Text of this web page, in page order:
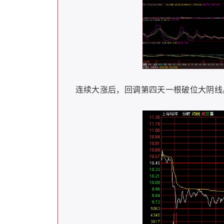
连续大涨后，回调第四天一根破位大阴线